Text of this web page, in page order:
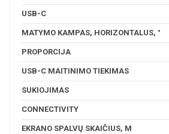
USB-C
MATYMO KAMPAS, HORIZONTALUS, °
PROPORCIJA
USB-C MAITINIMO TIEKIMAS
SUKIOJIMAS
CONNECTIVITY
EKRANO SPALVŲ SKAIČIUS, M